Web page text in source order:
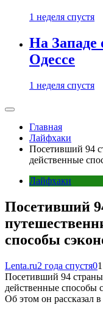
1 неделя спустя
На Западе
Одессе
1 неделя спустя
Главная
Лайфхаки
Посетивший 94
действенные
Лайфхаки
Посетивший
способы
Lenta.ru2 года спустя0
Посетивший 94 страны
действенные способы
Об этом он рассказал